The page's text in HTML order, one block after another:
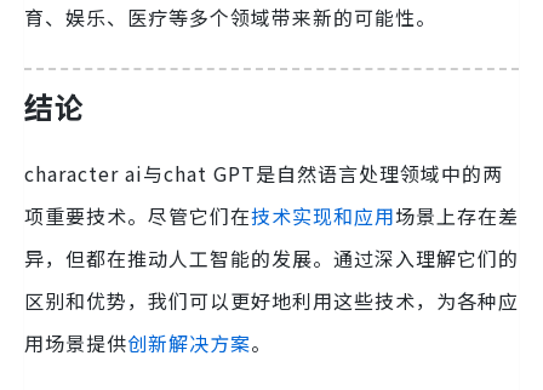
育、娱乐、医疗等多个领域带来新的可能性。
结论
character ai与chat GPT是自然语言处理领域中的两
项重要技术。尽管它们在技术实现和应用场景上存在差
异，但都在推动人工智能的发展。通过深入理解它们的
区别和优势，我们可以更好地利用这些技术，为各种应
用场景提供创新解决方案。